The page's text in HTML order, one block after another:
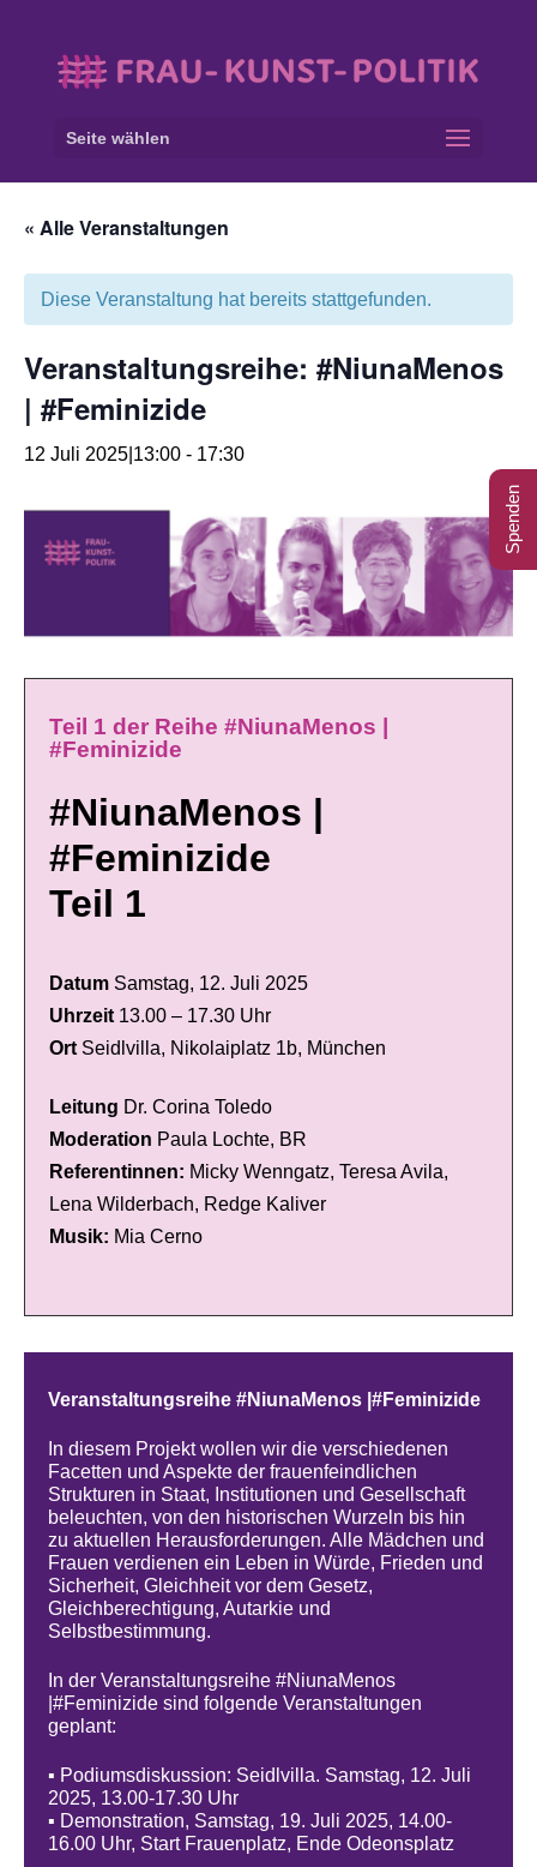
Seite wählen
« Alle Veranstaltungen
Diese Veranstaltung hat bereits stattgefunden.
Veranstaltungsreihe: #NiunaMenos
| #Feminizide
12 Juli 2025|13:00 - 17:30
Teil 1 der Reihe#NiunaMenos |
#Feminizide
#NiunaMenos |
#Feminizide
Teil 1
Datum Samstag, 12. Juli 2025
Uhrzeit 13.00 – 17.30 Uhr
Ort Seidlvilla, Nikolaiplatz 1b, München
Leitung Dr. Corina Toledo
Moderation Paula Lochte, BR
Referentinnen: Micky Wenngatz, Teresa Avila,
Lena Wilderbach, Redge Kaliver
Musik: Mia Cerno
Veranstaltungsreihe #NiunaMenos |#Feminizide
In diesem Projekt wollen wir die verschiedenen
Facetten und Aspekte der frauenfeindlichen
Strukturen in Staat, Institutionen und Gesellschaft
beleuchten, von den historischen Wurzeln bis hin
zu aktuellen Herausforderungen. Alle Mädchen und
Frauen verdienen ein Leben in Würde, Frieden und
Sicherheit, Gleichheit vor dem Gesetz,
Gleichberechtigung, Autarkie und
Selbstbestimmung.
In der Veranstaltungsreihe #NiunaMenos
|#Feminizide sind folgende Veranstaltungen
geplant:
▪ Podiumsdiskussion: Seidlvilla. Samstag, 12. Juli
2025, 13.00-17.30 Uhr
▪ Demonstration, Samstag, 19. Juli 2025, 14.00-
16.00 Uhr, Start Frauenplatz, Ende Odeonsplatz
Spenden